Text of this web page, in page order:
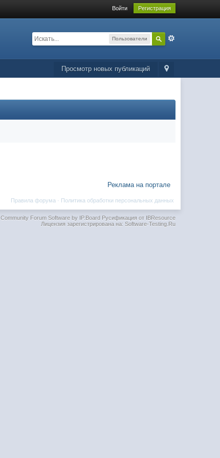
Войти Регистрация
Пользователи
Просмотр новых публикаций
Реклама на портале
Политика обработки персональных данных
Правила форума ·
Community Forum Software by IP.BoardРусификация от IBResource
Лицензия зарегистрирована на: Software-Testing.Ru